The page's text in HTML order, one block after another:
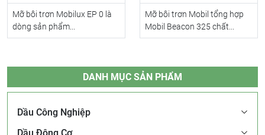
Mỡ bôi trơn Mobilux EP 0 là
dòng sản phẩm...
Mỡ bôi trơn Mobil tổng hợp
Mobil Beacon 325 chất...
DANH MỤC SẢN PHẨM
Dầu Công Nghiệp